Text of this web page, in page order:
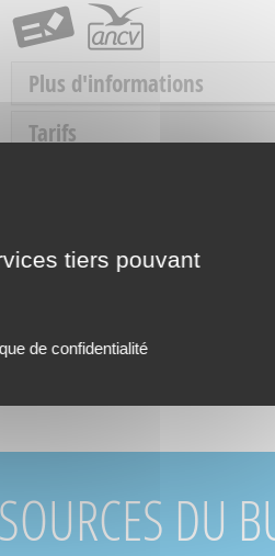
Plus d'informations
Tarifs
DU
tiers pouvant
de confidentialité